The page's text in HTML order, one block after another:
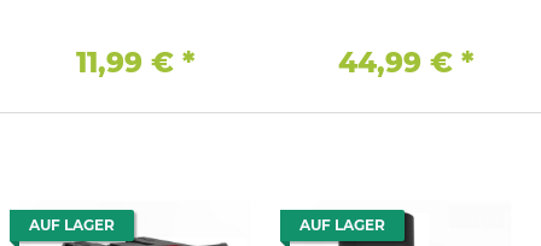
11,99 € * 44,99 € *
AUF LAGER AUF LAGER